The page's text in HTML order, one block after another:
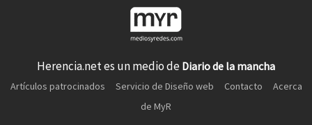
Herencia.net es un medio de Diario de la mancha
Artículos patrocinados Servicio de Diseño web Contacto
Acerca
de MyR